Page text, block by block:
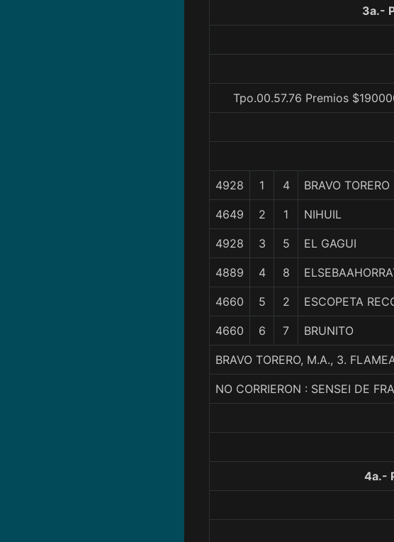
3a.-
Tpo.00.57.76 Premios
4928 1 4 BRAVO TORERO
4649 2 1 NIHUIL
4928 3 5 EL GAGUI
4889 4 8
4660 5 2 ESCOPETA
4660 6 7 BRUNITO
BRAVO TORERO, M.A., 3.
NO CORRIERON : SENSEI DE
4a.-